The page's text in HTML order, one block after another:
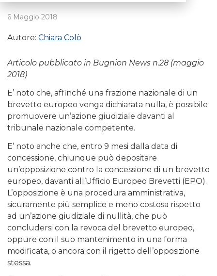
6 Maggio 2018
Autore: Chiara Colò
Articolo pubblicato in Bugnion News n.28 (maggio
2018)
E’ noto che, affinché una frazione nazionale di un
brevetto europeo venga dichiarata nulla, è possibile
promuovere un’azione giudiziale davanti al
tribunale nazionale competente.
E’ noto anche che, entro 9 mesi dalla data di
concessione, chiunque può depositare
un’opposizione contro la concessione di un brevetto
europeo, davanti all’Ufficio Europeo Brevetti (EPO).
L’opposizione è una procedura amministrativa,
sicuramente più semplice e meno costosa rispetto
ad un’azione giudiziale di nullità, che può
concludersi con la revoca del brevetto europeo,
oppure con il suo mantenimento in una forma
modificata, o ancora con il rigetto dell’opposizione
stessa.